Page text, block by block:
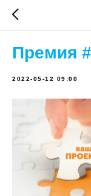
Премия
2022-05-12 09:00